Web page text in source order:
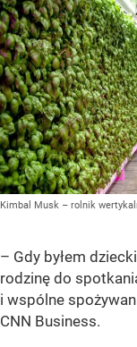
Kimbal Musk – rolnik
– Gdy byłem
rodzinę do
i wspólne
CNN Business.